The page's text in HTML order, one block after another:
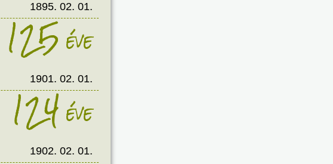
1895. 02. 01.
125éve
1901. 02. 01.
124éve
1902. 02. 01.